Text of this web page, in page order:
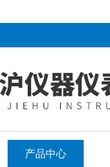
产品中心